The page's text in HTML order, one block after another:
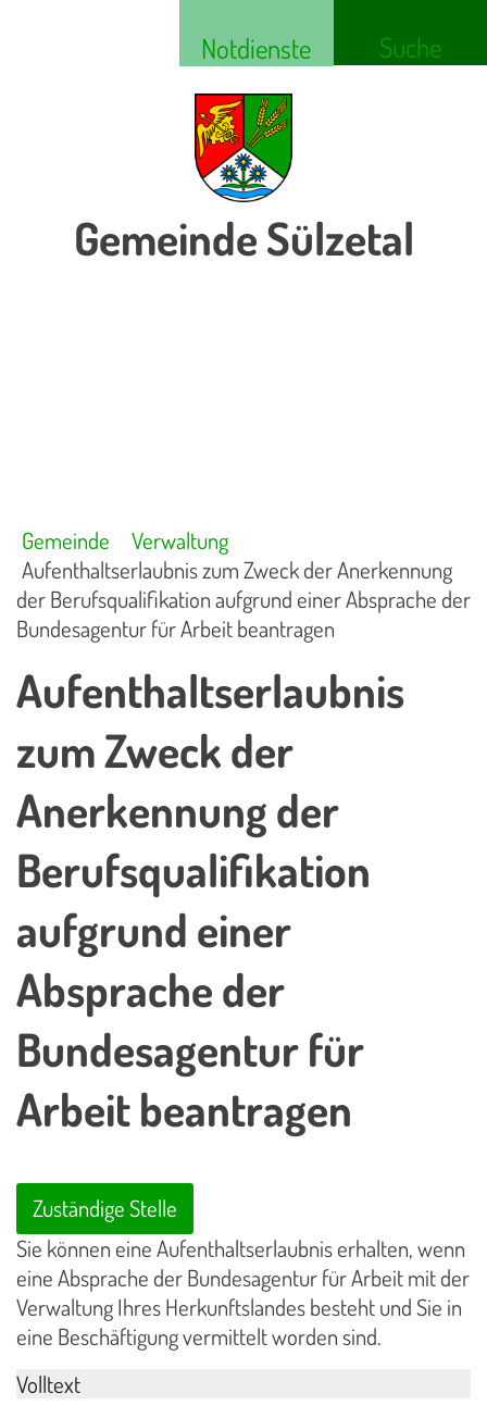
Notdienste Suche
Gemeinde Sülzetal
Gemeinde
Verwaltung
Aufenthaltserlaubnis zum Zweck der Anerkennung
der Berufsqualifikation aufgrund einer Absprache der
Bundesagentur für Arbeit beantragen
Aufenthaltserlaubnis
zum Zweck der
Anerkennung der
Berufsqualifikation
aufgrund einer
Absprache der
Bundesagentur für
Arbeit beantragen
Zuständige Stelle
Sie können eine Aufenthaltserlaubnis erhalten, wenn
eine Absprache der Bundesagentur für Arbeit mit der
Verwaltung Ihres Herkunftslandes besteht und Sie in
eine Beschäftigung vermittelt worden sind.
Volltext